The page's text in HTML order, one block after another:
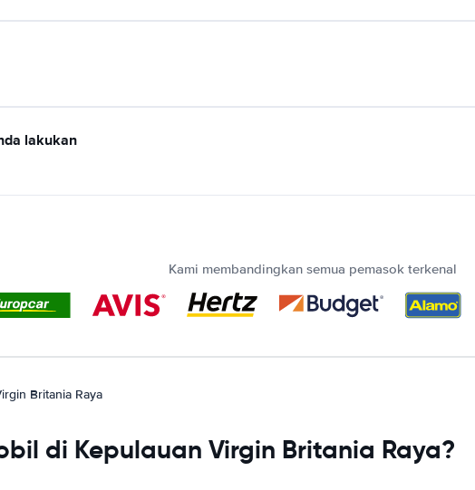
lakukan
Kami membandingkan semua pemasok terkenal
Britania Raya
di Kepulauan Virgin Britania Raya?